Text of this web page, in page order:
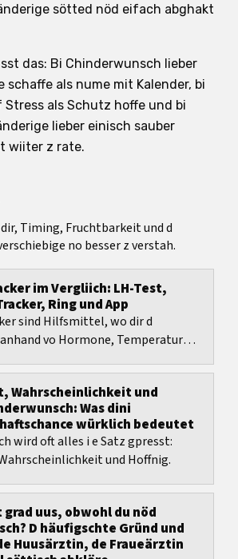
sötted nöd eifach abghakt
das: Bi Chinderwunsch lieber
schaffe als nume mit Kalender, bi
als Schutz hoffe und bi
lieber einisch sauber
wiiter z rate.
Timing, Fruchtbarkeit und d
no besser z verstah.
im Vergliich: LH-Test,
Ring und App
sind Hilfsmittel, wo dir d
vo Hormone, Temperatur
Wahrscheinlichkeit und
Was dini
würklich bedeutet
wird oft alles i e Satz gpresst:
und Hoffnig.
uus, obwohl du nöd
D häufigschte Gründ und
Huusärztin, de Fraueärztin